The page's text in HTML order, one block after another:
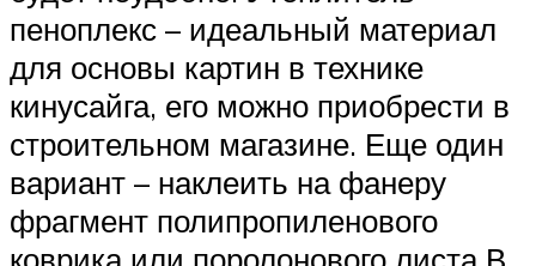
пеноплекс – идеальный материал
для основы картин в технике
кинусайга, его можно приобрести в
строительном магазине. Еще один
вариант – наклеить на фанеру
фрагмент полипропиленового